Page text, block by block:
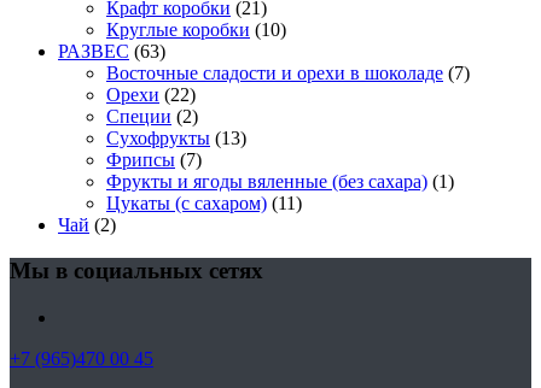
Крафт коробки (21)
Круглые коробки (10)
РАЗВЕС (63)
Восточные сладости и орехи в шоколаде (7)
Орехи (22)
Специи (2)
Сухофрукты (13)
Фрипсы (7)
Фрукты и ягоды вяленные (без сахара) (1)
Цукаты (с сахаром) (11)
Чай (2)
Мы в социальных сетях
+7 (965)470 00 45